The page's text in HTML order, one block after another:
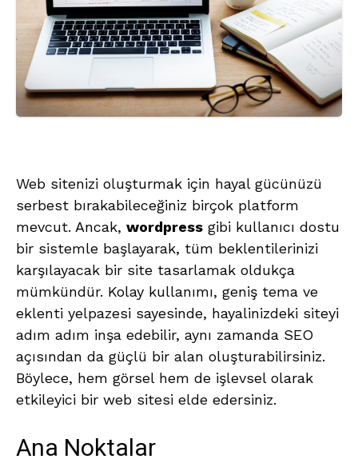
Web sitenizi oluşturmak için hayal gücünüzü
serbest bırakabileceğiniz birçok platform
mevcut. Ancak, wordpress gibi kullanıcı dostu
bir sistemle başlayarak, tüm beklentilerinizi
karşılayacak bir site tasarlamak oldukça
mümkündür. Kolay kullanımı, geniş tema ve
eklenti yelpazesi sayesinde, hayalinizdeki siteyi
adım adım inşa edebilir, aynı zamanda SEO
açısından da güçlü bir alan oluşturabilirsiniz.
Böylece, hem görsel hem de işlevsel olarak
etkileyici bir web sitesi elde edersiniz.
Ana Noktalar